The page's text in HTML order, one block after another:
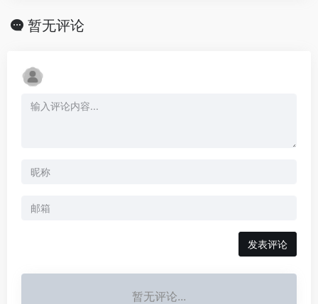
暂无评论
发表评论
暂无评论...